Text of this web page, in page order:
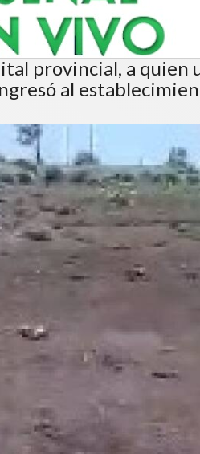
sumando con
para los
zona de Chapuy,
provincial, a quien
al